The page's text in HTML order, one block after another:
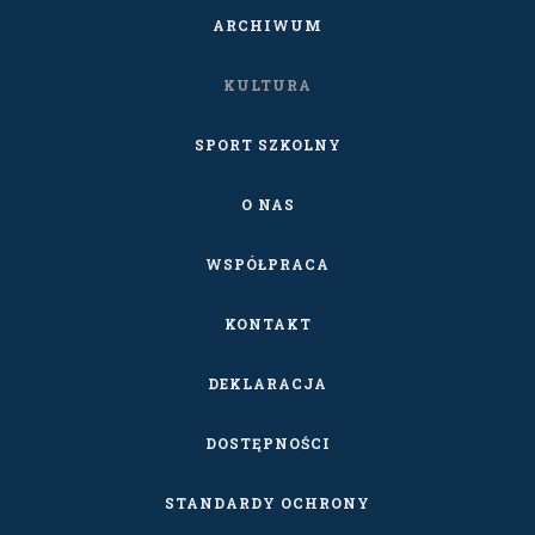
ARCHIWUM
KULTURA
SPORT SZKOLNY
O NAS
WSPÓŁPRACA
KONTAKT
DEKLARACJA
DOSTĘPNOŚCI
STANDARDY OCHRONY